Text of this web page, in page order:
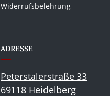
Widerrufsbelehrung
ADRESSE
Peterstalerstraße 33
69118 Heidelberg